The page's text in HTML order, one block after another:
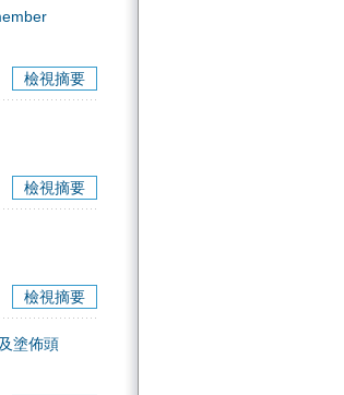
檢視摘要
檢視摘要
檢視摘要
塗佈頭